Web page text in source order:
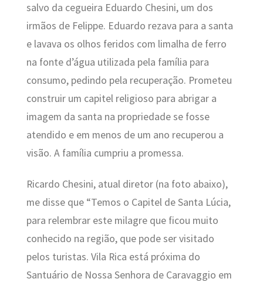
salvo da cegueira Eduardo Chesini, um dos
irmãos de Felippe. Eduardo rezava para a santa
e lavava os olhos feridos com limalha de ferro
na fonte d’água utilizada pela família para
consumo, pedindo pela recuperação. Prometeu
construir um capitel religioso para abrigar a
imagem da santa na propriedade se fosse
atendido e em menos de um ano recuperou a
visão. A família cumpriu a promessa.
Ricardo Chesini, atual diretor (na foto abaixo),
me disse que “Temos o Capitel de Santa Lúcia,
para relembrar este milagre que ficou muito
conhecido na região, que pode ser visitado
pelos turistas. Vila Rica está próxima do
Santuário de Nossa Senhora de Caravaggio em